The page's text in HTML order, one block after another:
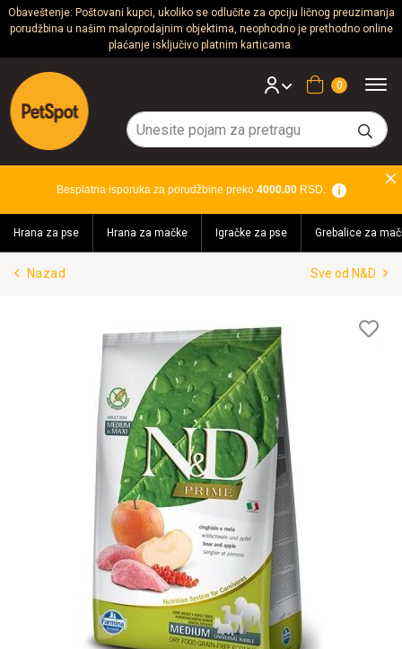
Obaveštenje: Poštovani kupci, ukoliko se odlučite za opciju ličnog preuzimanja
porudžbina u našim maloprodajnim objektima, neophodno je prethodno online
plaćanje isključivo platnim karticama.
Psi
Mačke
Glodari
Akvaristika
Teraristika
Brendovi
Akcija!
Korpa
Besplatna isporuka za porudžbine preko 4000.00RSD.
Hrana za pse Hrana za mačke Igračke za pse Grebalice za
Nazad Sve od N&D